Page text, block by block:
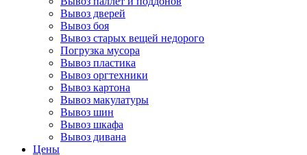
Вывоз дверей
Вывоз боя
Вывоз старых вещей недорого
Погрузка мусора
Вывоз пластика
Вывоз оргтехники
Вывоз картона
Вывоз макулатуры
Вывоз шин
Вывоз шкафа
Вывоз дивана
Цены